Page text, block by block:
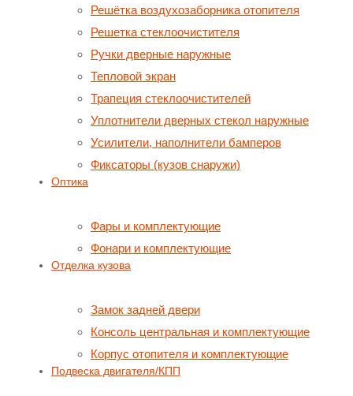
Решётка воздухозаборника отопителя
Решетка стеклоочистителя
Ручки дверные наружные
Тепловой экран
Трапеция стеклоочистителей
Уплотнители дверных стекол наружные
Усилители, наполнители бамперов
Фиксаторы (кузов снаружи)
Оптика
Фары и комплектующие
Фонари и комплектующие
Отделка кузова
Замок задней двери
Консоль центральная и комплектующие
Корпус отопителя и комплектующие
Подвеска двигателя/КПП